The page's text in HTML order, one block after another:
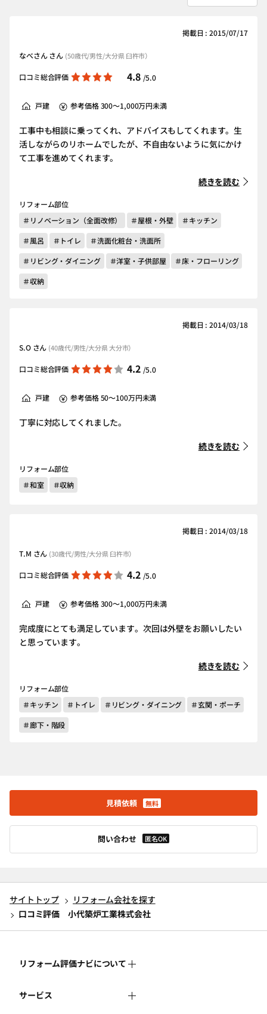
掲載日 : 2015/07/17
なべさん さん (50歳代/男性/大分県 臼杵市）
口コミ総合評価 4.8 /5.0
戸建 参考価格 300～1,000万円未満
工事中も相談に乗ってくれ、アドバイスもしてくれます。生
活しながらのリホームでしたが、不自由ないように気にかけ
て工事を進めてくれます。
続きを読む
リフォーム部位
＃リノベーション（全面改修）
＃屋根・外壁
＃キッチン
＃風呂
＃トイレ
＃洗面化粧台・洗面所
＃リビング・ダイニング
＃洋室・子供部屋
＃床・フローリング
＃収納
掲載日 : 2014/03/18
S.O さん (40歳代/男性/大分県 大分市）
口コミ総合評価 4.2 /5.0
戸建 参考価格 50～100万円未満
丁寧に対応してくれました。
続きを読む
リフォーム部位
＃和室
＃収納
掲載日 : 2014/03/18
T.M さん (30歳代/男性/大分県 臼杵市）
口コミ総合評価 4.2 /5.0
戸建 参考価格 300～1,000万円未満
完成度にとても満足しています。次回は外壁をお願いしたい
と思っています。
続きを読む
リフォーム部位
＃キッチン
＃トイレ ＃リビング・ダイニング
＃玄関・ポーチ
＃廊下・階段
見積依頼 無料
問い合わせ 匿名OK
サイトトップ
リフォーム会社を探す
口コミ評価 小代築炉工業株式会社
リフォーム評価ナビについて
リフォーム評価ナビとは
サービス